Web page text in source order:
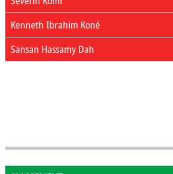
Kenneth Ibrahim Koné
Sansan Hassamy Dah